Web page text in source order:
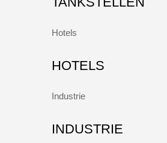
Hotels
HOTELS
Industrie
INDUSTRIE